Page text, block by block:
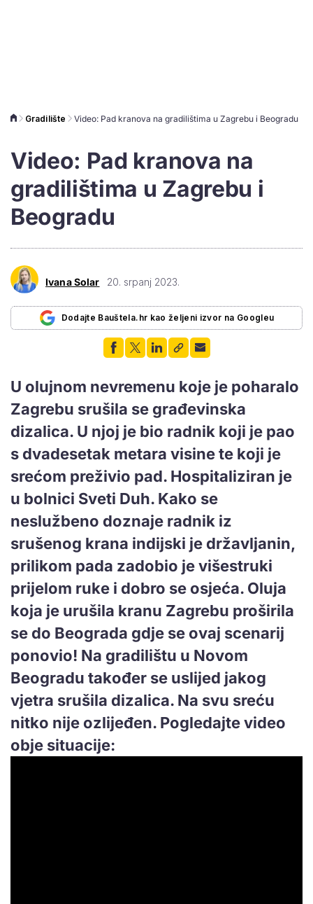
Gradilište Video: Pad kranova na gradilištima u Zagrebu i Beogradu
Video: Pad kranova na
gradilištima u Zagrebu i
Beogradu
Ivana Solar 20. srpanj 2023.
Dodajte Bauštela.hr kao željeni izvor na Googleu
U olujnom nevremenu koje je poharalo
Zagrebu srušila se građevinska
dizalica. U njoj je bio radnik koji je pao
s dvadesetak metara visine te koji je
srećom preživio pad. Hospitaliziran je
u bolnici Sveti Duh. Kako se
neslužbeno doznaje radnik iz
srušenog krana indijski je državljanin,
prilikom pada zadobio je višestruki
prijelom ruke i dobro se osjeća. Oluja
koja je urušila kranu Zagrebu proširila
se do Beograda gdje se ovaj scenarij
ponovio! Na gradilištu u Novom
Beogradu također se uslijed jakog
vjetra srušila dizalica. Na svu sreću
nitko nije ozlijeđen. Pogledajte video
obje situacije: